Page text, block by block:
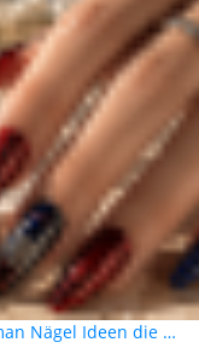
Nägel Ideen die …